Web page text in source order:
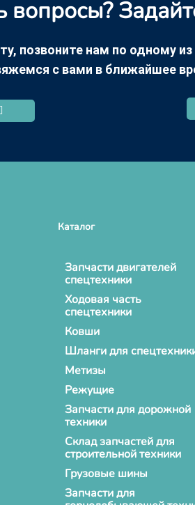
вопросы?
позвоните нам по одному
с вами в ближайшее
Каталог
Запчасти двигателей
спецтехники
Ходовая часть
спецтехники
Ковши
Шланги для
Метизы
Режущие
Запчасти для дорожной
техники
Склад запчастей для
строительной техники
Грузовые шины
Запчасти для